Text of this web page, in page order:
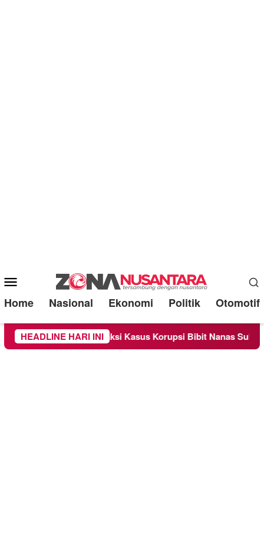
Mobile
Menu
Home Nasional Ekonomi Politik Otomotif
HEADLINE HARI INI
Saksi Kasus Korupsi Bibit Nanas Sulsel Rp 52,4 Miliar